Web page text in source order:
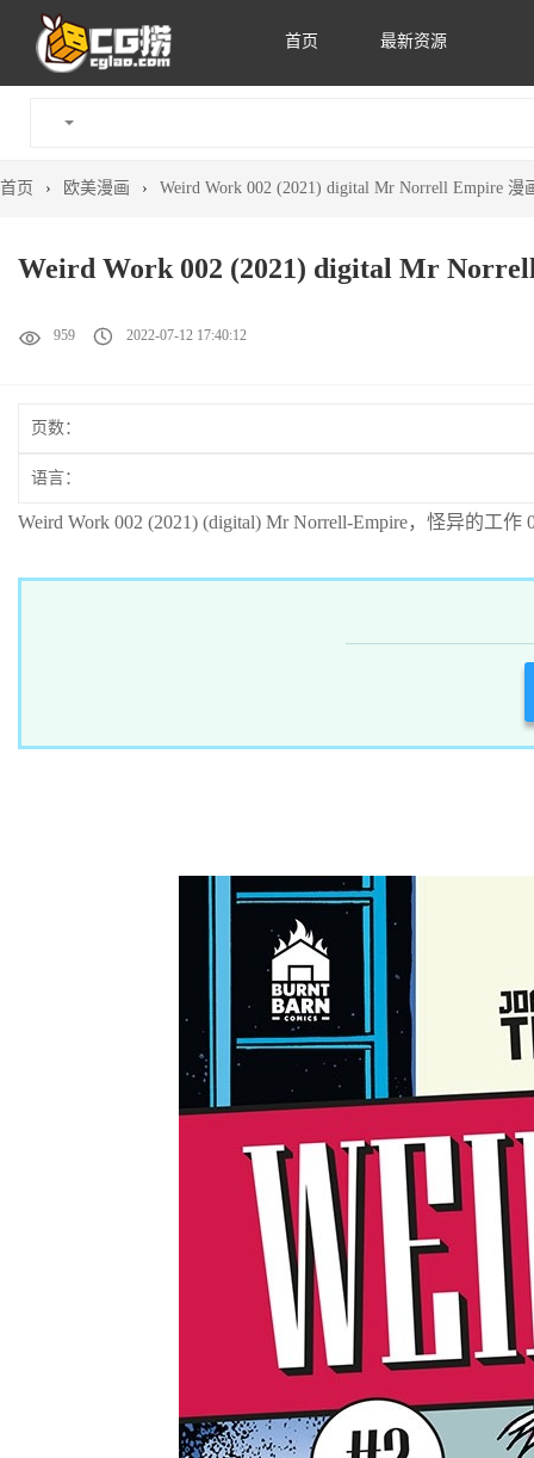
首页 最新资源
首页 › 欧美漫画 › Weird Work 002 (2021) digital Mr Norrell Empire 漫
Weird Work 002 (2021) digital Mr
959 2022-07-12 17:40:12
页数：
语言：
Weird Work 002 (2021) (digital) Mr Norrell-Empire，怪异的工